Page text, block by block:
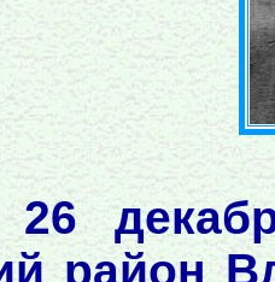
26
район